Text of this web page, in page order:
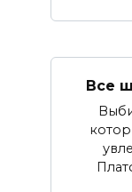
Все